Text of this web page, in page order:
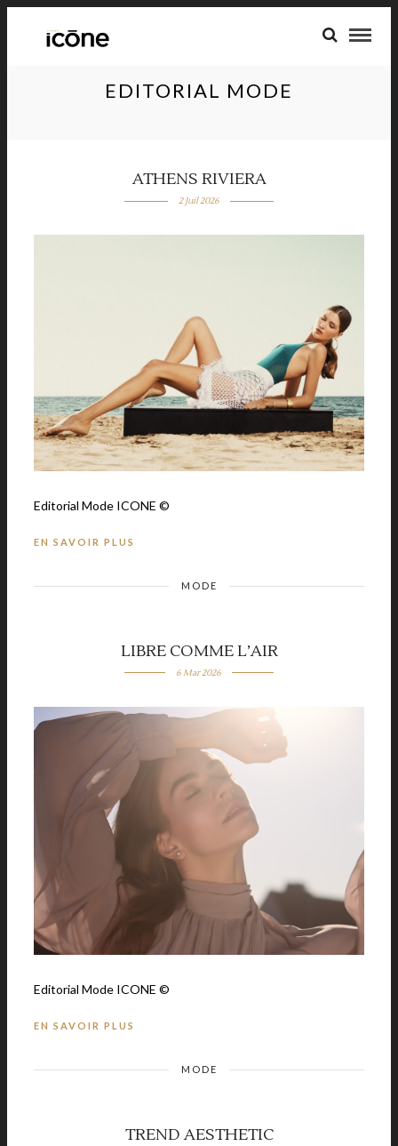
EDITORIAL MODE
ATHENS RIVIERA
2 Juil 2026
Editorial Mode ICONE ©
EN SAVOIR PLUS
MODE
LIBRE COMME L’AIR
6 Mar 2026
Editorial Mode ICONE ©
EN SAVOIR PLUS
MODE
TREND AESTHETIC